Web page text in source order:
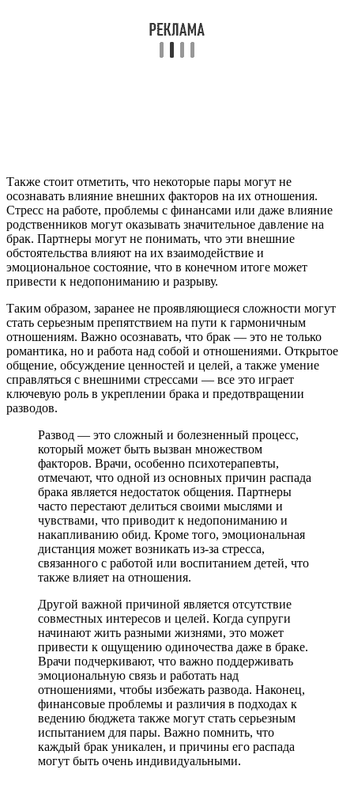
Также стоит отметить, что некоторые пары могут не
осознавать влияние внешних факторов на их отношения.
Стресс на работе, проблемы с финансами или даже влияние
родственников могут оказывать значительное давление на
брак. Партнеры могут не понимать, что эти внешние
обстоятельства влияют на их взаимодействие и
эмоциональное состояние, что в конечном итоге может
привести к недопониманию и разрыву.
Таким образом, заранее не проявляющиеся сложности могут
стать серьезным препятствием на пути к гармоничным
отношениям. Важно осознавать, что брак — это не только
романтика, но и работа над собой и отношениями. Открытое
общение, обсуждение ценностей и целей, а также умение
справляться с внешними стрессами — все это играет
ключевую роль в укреплении брака и предотвращении
разводов.
Развод — это сложный и болезненный процесс,
который может быть вызван множеством
факторов. Врачи, особенно психотерапевты,
отмечают, что одной из основных причин распада
брака является недостаток общения. Партнеры
часто перестают делиться своими мыслями и
чувствами, что приводит к недопониманию и
накапливанию обид. Кроме того, эмоциональная
дистанция может возникать из-за стресса,
связанного с работой или воспитанием детей, что
также влияет на отношения.
Другой важной причиной является отсутствие
совместных интересов и целей. Когда супруги
начинают жить разными жизнями, это может
привести к ощущению одиночества даже в браке.
Врачи подчеркивают, что важно поддерживать
эмоциональную связь и работать над
отношениями, чтобы избежать развода. Наконец,
финансовые проблемы и различия в подходах к
ведению бюджета также могут стать серьезным
испытанием для пары. Важно помнить, что
каждый брак уникален, и причины его распада
могут быть очень индивидуальными.